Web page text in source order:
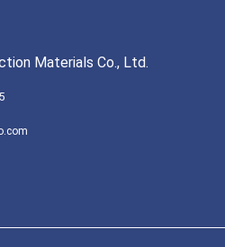
Materials Co., Ltd.